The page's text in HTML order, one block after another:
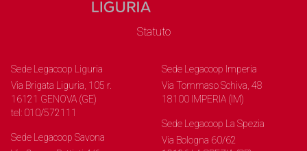
Statuto
Sede Legacoop Liguria
Via Brigata Liguria, 105 r.
16121 GENOVA (GE)
tel: 010/572111
Sede Legacoop Savona
Sede Legacoop Imperia
Via Tommaso Schiva, 48
18100 IMPERIA (IM)
Sede Legacoop La Spezia
Via Bologna 60/62